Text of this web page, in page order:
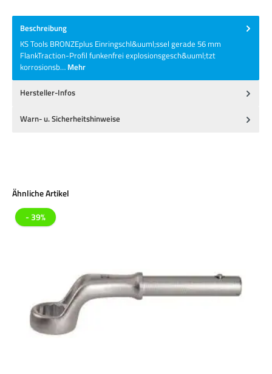
Beschreibung
KS Tools BRONZEplus Einringschl&uuml;ssel gerade 56 mm
FlankTraction-Profil funkenfrei explosionsgesch&uuml;tzt
korrosionsb… Mehr
Hersteller-Infos
Warn- u. Sicherheitshinweise
Produktgalerie überspringen
Ähnliche Artikel
- 39%